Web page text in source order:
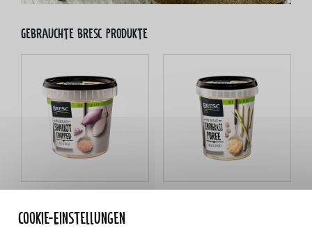
Cookie-Einstellungen
Gebrauchte bresc Produkte
1000g